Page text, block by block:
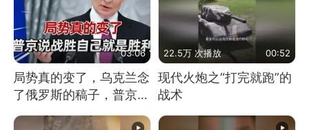
03:06
局势真的变了，乌克兰念
了俄罗斯的稿子，普京说
22.5万 次播放 00:52
现代火炮之“打完就跑”的
战术